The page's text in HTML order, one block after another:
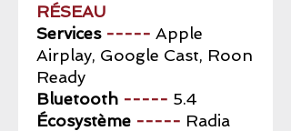
RÉSEAU
Services ----- Apple
Airplay, Google Cast, Roon
Ready
Bluetooth ----- 5.4
Écosystème ----- Radia